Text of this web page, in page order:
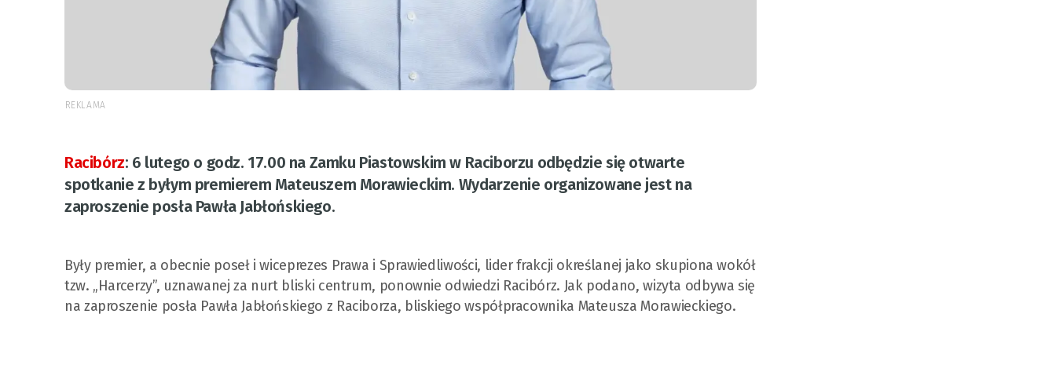
REKLAMA
Racibórz: 6 lutego o godz. 17.00 na Zamku Piastowskim w Raciborzu odbędzie się otwarte
spotkanie z byłym premierem Mateuszem Morawieckim. Wydarzenie organizowane jest na
zaproszenie posła Pawła Jabłońskiego.
Były premier, a obecnie poseł i wiceprezes Prawa i Sprawiedliwości, lider frakcji określanej jako skupiona wokół
tzw. „Harcerzy”, uznawanej za nurt bliski centrum, ponownie odwiedzi Racibórz. Jak podano, wizyta odbywa się
na zaproszenie posła Pawła Jabłońskiego z Raciborza, bliskiego współpracownika Mateusza Morawieckiego.